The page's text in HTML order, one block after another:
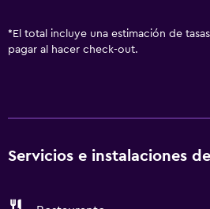
* El total incluye una estimación de
pagar al hacer check-out.
Servicios e instalaciones